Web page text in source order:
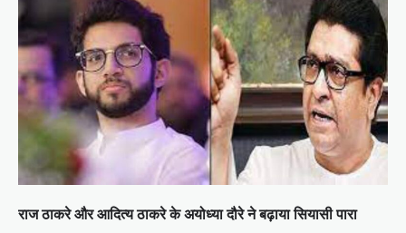
राज ठाकरे और आदित्‍य ठाकरे के अयोध्या दौरे ने बढ़ाया सियासी पारा